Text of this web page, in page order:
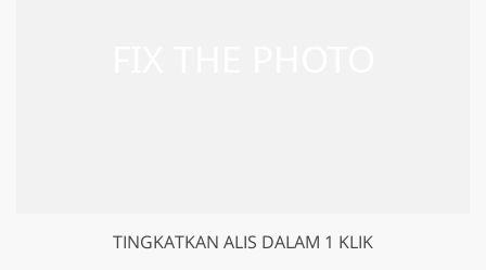
TINGKATKAN ALIS DALAM 1 KLIK